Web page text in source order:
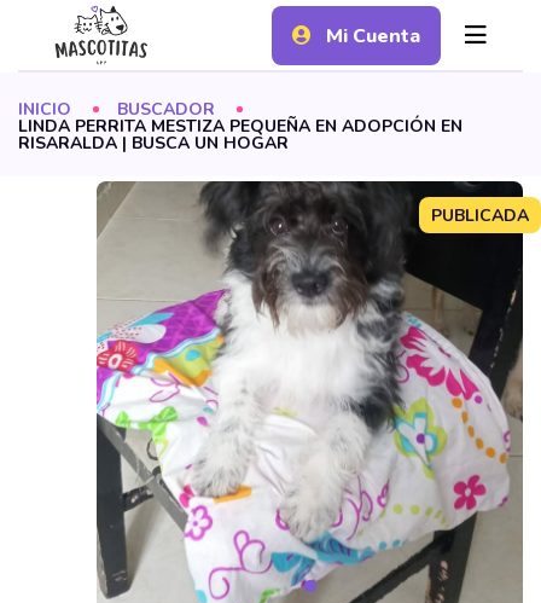
Mi Cuenta
INICIO BUSCADOR
LINDA PERRITA MESTIZA PEQUEÑA EN ADOPCIÓN EN
RISARALDA | BUSCA UN HOGAR
PUBLICADA